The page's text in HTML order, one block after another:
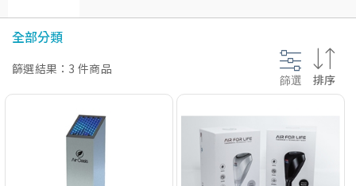
全部分類
篩選結果：3 件商品
篩選 排序